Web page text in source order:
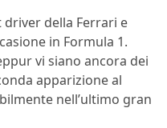
driver della Ferrari e
in Formula 1.
vi siano ancora dei
apparizione al
nell’ultimo gran